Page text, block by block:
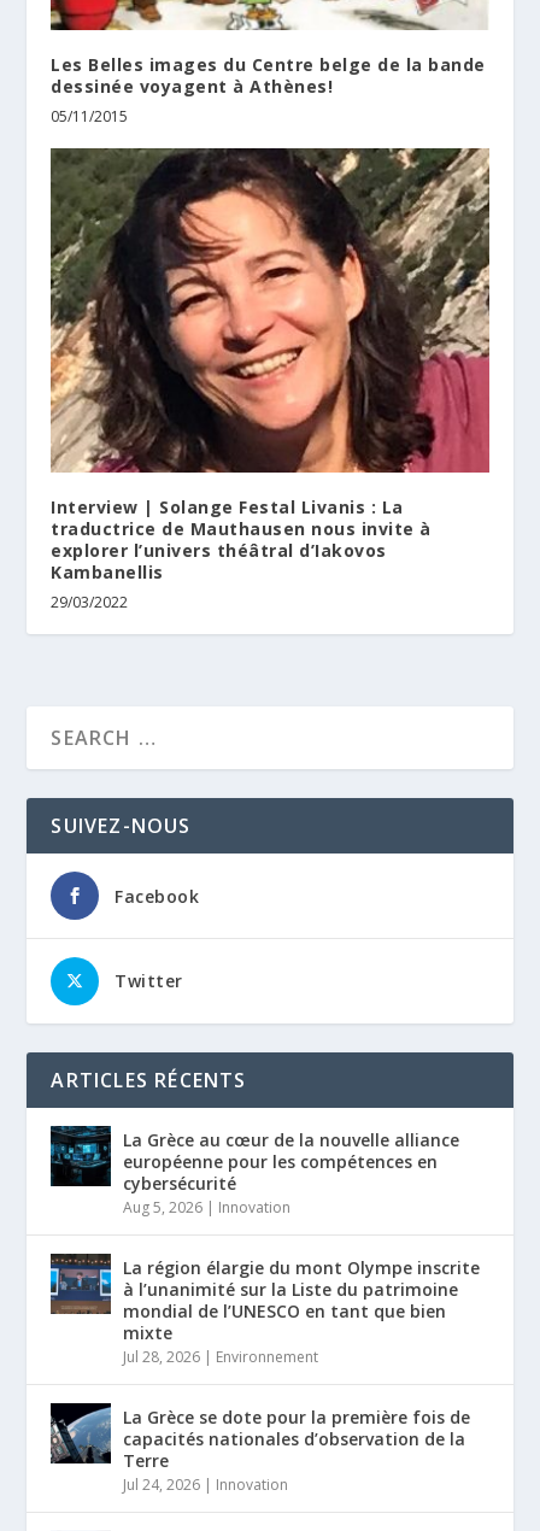
Les Belles images du Centre belge de la bande
dessinée voyagent à Athènes!
05/11/2015
Interview | Solange Festal Livanis : La
traductrice de Mauthausen nous invite à
explorer l’univers théâtral d’Iakovos
Kambanellis
29/03/2022
SUIVEZ-NOUS
Facebook
Twitter
ARTICLES RÉCENTS
La Grèce au cœur de la nouvelle alliance
européenne pour les compétences en
cybersécurité
Aug 5, 2026 | Innovation
La région élargie du mont Olympe inscrite
à l’unanimité sur la Liste du patrimoine
mondial de l’UNESCO en tant que bien
mixte
Jul 28, 2026 | Environnement
La Grèce se dote pour la première fois de
capacités nationales d’observation de la
Terre
Jul 24, 2026 | Innovation